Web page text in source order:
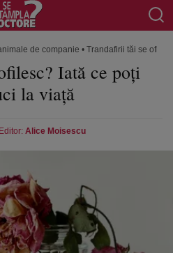
de companie • Trandafirii tăi se
Iată ce poți
la viață
Alice Moisescu